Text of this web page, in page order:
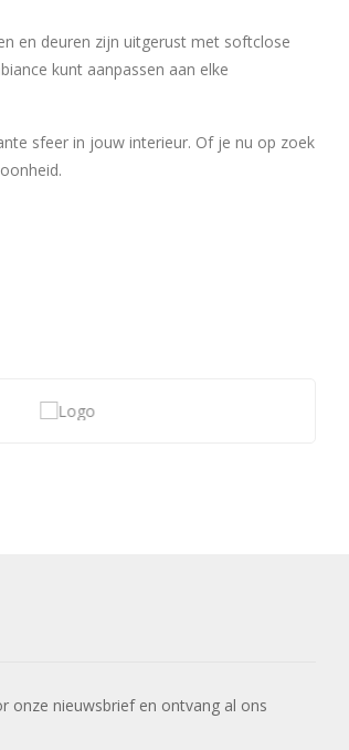
en deuren zijn uitgerust met softclose
kunt aanpassen aan elke
sfeer in jouw interieur. Of je nu op zoek
onze nieuwsbrief en ontvang al ons